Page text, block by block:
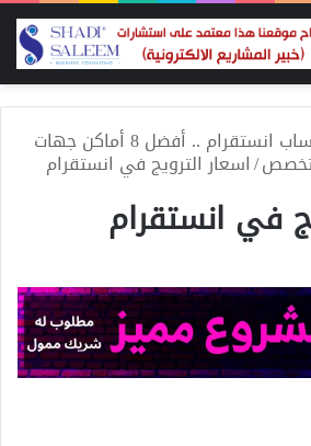
ترويج حساب انستقرام .. أفضل 8 أماكن جهات
/اسعار الترويج في انستقرام
في انستقرام